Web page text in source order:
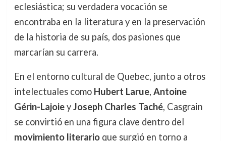
eclesiástica; su verdadera vocación se
encontraba en la literatura y en la preservación
de la historia de su país, dos pasiones que
marcarían su carrera.
En el entorno cultural de Quebec, junto a otros
intelectuales como Hubert Larue, Antoine
Gérin-LajoieyJoseph Charles Taché, Casgrain
se convirtió en una figura clave dentro del
movimiento literarioque surgió en torno a